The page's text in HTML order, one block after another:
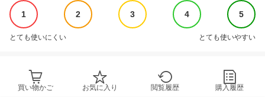
1 2 3 4 5
とても使いにくい とても使いやすい
買い物かご お気に入り 閲覧履歴 購入履歴